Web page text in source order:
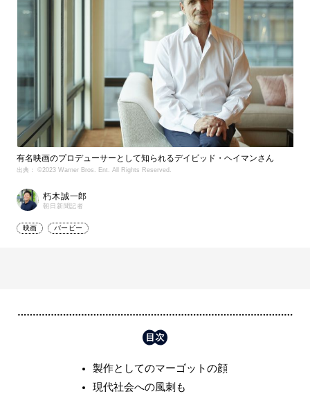
有名映画のプロデューサーとして知られるデイビッド・ヘイマンさん
出典： ©2023 Warner Bros. Ent. All Rights Reserved.
朽木誠一郎
朝日新聞記者
映画 バービー
製作としてのマーゴットの顔
現代社会への風刺も